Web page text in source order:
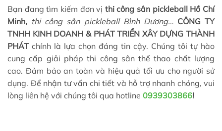
Bạn đang tìm kiếm đơn vị thi công sân pickleball Hồ Chí
Minh, thi công sân pickleball Bình Dương… CÔNG TY
TNHH KINH DOANH & PHÁT TRIỂN XÂY DỰNG THÀNH
PHÁT chính là lựa chọn đáng tin cậy. Chúng tôi tự hào
cung cấp giải pháp thi công sân thể thao chất lượng
cao. Đảm bảo an toàn và hiệu quả tối ưu cho người sử
dụng. Để nhận tư vấn chi tiết và hỗ trợ nhanh chóng, vui
lòng liên hệ với chúng tôi qua hotline 0939303866!